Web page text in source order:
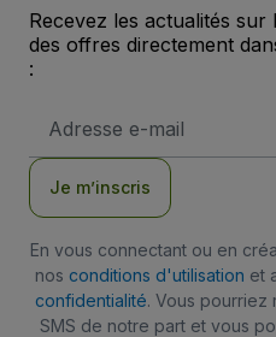
Recevez les actualités sur
des offres directement
:
e-
Je m’inscris
En vous connectant ou en
nos conditions d'utilisation et
confidentialité. Vous pourriez
SMS de notre part et vous